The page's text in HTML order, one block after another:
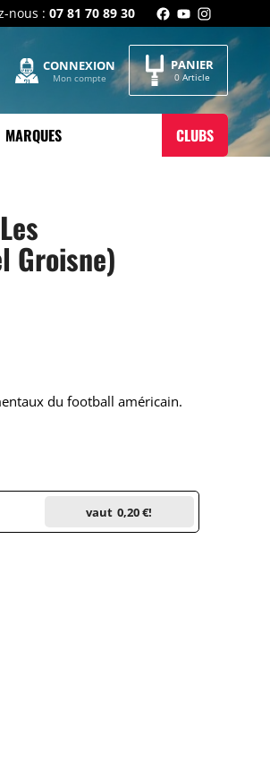
nous : 07 81 70 89 30
CONNEXION
Mon compte
PANIER
0 Article
MARQUES CLUBS
Groisne)
du football américain.
vaut 0,20 €!